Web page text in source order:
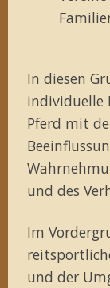
In diesen
individuelle
Pferd mit
und des
Im
und der